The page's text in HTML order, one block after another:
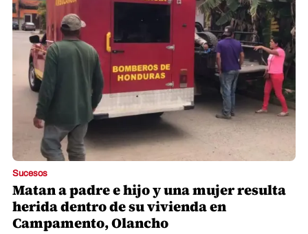
Sucesos
Matan a padre e hijo y una mujer resulta
herida dentro de su vivienda en
Campamento, Olancho